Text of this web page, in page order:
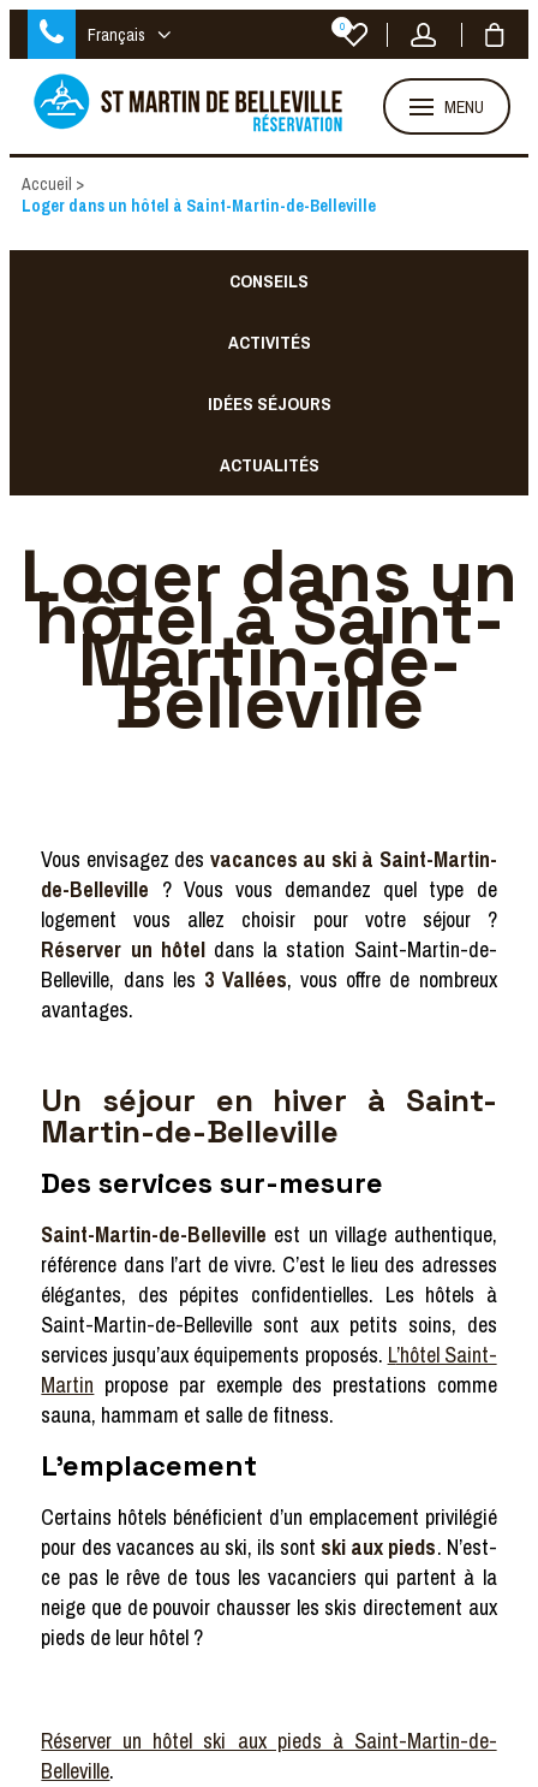
Français 0
MENU
Accueil >
Loger dans un hôtel à Saint-Martin-de-Belleville
CONSEILS
ACTIVITÉS
IDÉES SÉJOURS
ACTUALITÉS
Loger dans un
hôtel à Saint-
Martin-de-
Belleville
Vous envisagez des vacances au ski à Saint-Martin-
de-Belleville ? Vous vous demandez quel type de
logement vous allez choisir pour votre séjour ?
Réserver un hôteldans la station Saint-Martin-de-
Belleville, dans les 3 Vallées, vous offre de nombreux
avantages.
Un séjour en hiver à Saint-
Martin-de-Belleville
Des services sur-mesure
Saint-Martin-de-Belleville est un village authentique,
référence dans l’art de vivre. C’est le lieu des adresses
élégantes, des pépites confidentielles. Les hôtels à
Saint-Martin-de-Belleville sont aux petits soins, des
services jusqu’aux équipements proposés. L’hôtel Saint-
Martin propose par exemple des prestations comme
sauna, hammam et salle de fitness.
L’emplacement
Certains hôtels bénéficient d’un emplacement privilégié
pour des vacances au ski, ils sont ski aux pieds. N’est-
ce pas le rêve de tous les vacanciers qui partent à la
neige que de pouvoir chausser les skis directement aux
pieds de leur hôtel ?
Réserver un hôtel ski aux pieds à Saint-Martin-de-
Belleville.